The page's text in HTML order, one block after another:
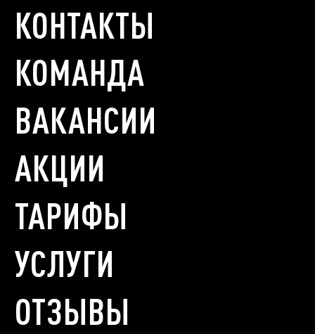
КОНТАКТЫ
КОМАНДА
ВАКАНСИИ
АКЦИИ
ТАРИФЫ
УСЛУГИ
ОТЗЫВЫ